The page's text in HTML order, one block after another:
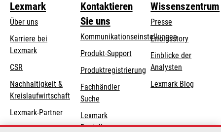
Lexmark
Über uns
Karriere bei
Lexmark
CSR
Nachhaltigkeit &
Kreislaufwirtschaft
Lexmark-Partner
Kontaktieren
Sie uns
Kommunikationseinstellungen
wird
in
einer
neuen
Registerkarte
geöffnet
Produkt-Supportwird
einer
neuen
Produktregistrierung
Fachhändler
Suche
Lexmark
Bestellungen
Wissenszentrum
Presse
Erfolgsstory
Einblicke der
Analysten
Lexmark Blog